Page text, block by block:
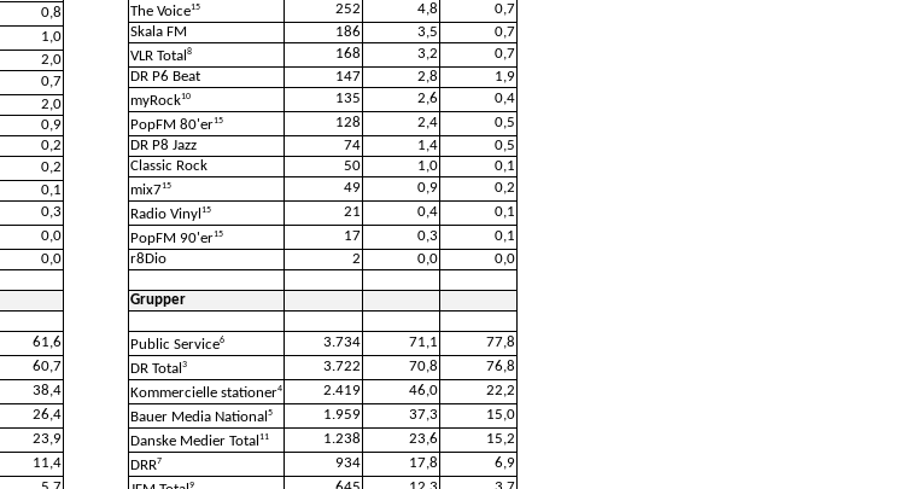
0,8
1,0
2,0
0,7
2,0
0,9
0,2
0,2
0,1
0,3
0,0
0,0
61,6
60,7
38,4
26,4
23,9
11,4
The Voice15 252 4,8
0,7
Skala FM
186 3,5
0,7
VLR Total 8 168 3,2
0,7
DR P6 Beat
147 2,8
1,9
myRock10 135 2,6
0,4
PopFM 80'er15 128 2,4
0,5
DR P8 Jazz
74 1,4
0,5
Classic Rock
50 1,0
0,1
mix715 49 0,9
0,2
Radio Vinyl 15 21 0,4
0,1
PopFM 90'er15 17 0,3
0,1
r8Dio
2 0,0 0,0
Grupper
Public Service6 3.734 71,1
77,8
DR Total 3 3.722 70,8
76,8
Kommercielle stationer4 2.419 46,0
22,2
Bauer Media National 5 1.959 37,3
15,0
Danske Medier Total 11 1.238 23,6
15,2
DRR7 934 17,8
6,9
9